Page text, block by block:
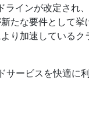
インが改定され
たな要件として
り加速している
ービスを快適に